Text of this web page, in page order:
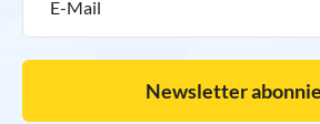
Newsletter